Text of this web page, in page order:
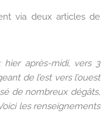
via deux articles de
hier après-midi, vers 3
de l’est vers l’ouest
de nombreux dégâts,
les renseignements